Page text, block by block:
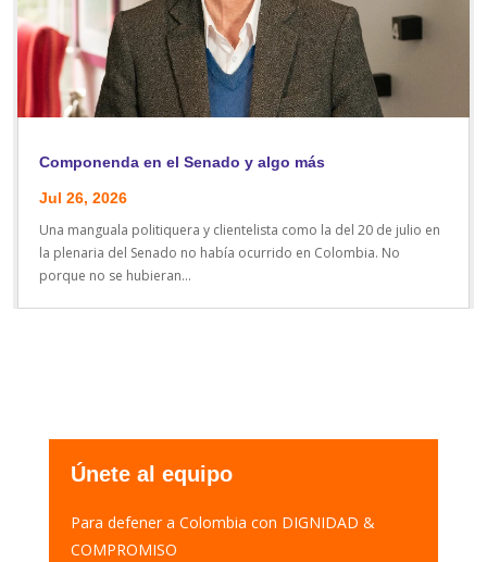
Componenda en el Senado y algo más
Jul 26, 2026
Una manguala politiquera y clientelista como la del 20 de julio en
la plenaria del Senado no había ocurrido en Colombia. No
porque no se hubieran...
Únete al equipo
Para defener a Colombia con DIGNIDAD &
COMPROMISO